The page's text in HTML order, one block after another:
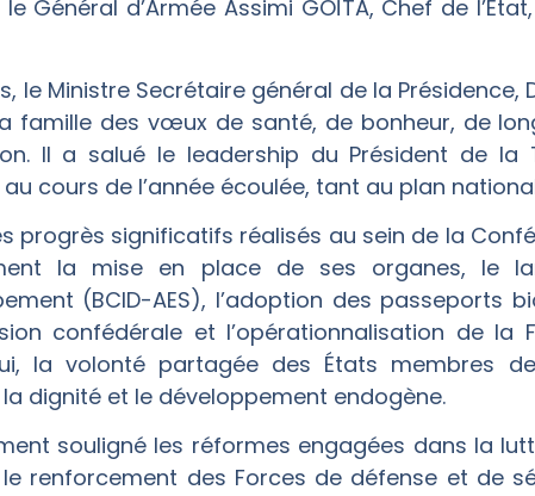
Général d’Armée Assimi GOÏTA, Chef de
le Ministre Secrétaire général de la Présidence,
famille des vœux de santé, de bonheur, de
Il a salué le leadership du Président de la
cours de l’année écoulée, tant au plan
progrès significatifs réalisés au sein de la
la mise en place de ses organes, le
(BCID-AES), l’adoption des passeports
confédérale et l’opérationnalisation de la
la volonté partagée des États membres
dignité et le développement endogène.
souligné les réformes engagées dans la
renforcement des Forces de défense et de